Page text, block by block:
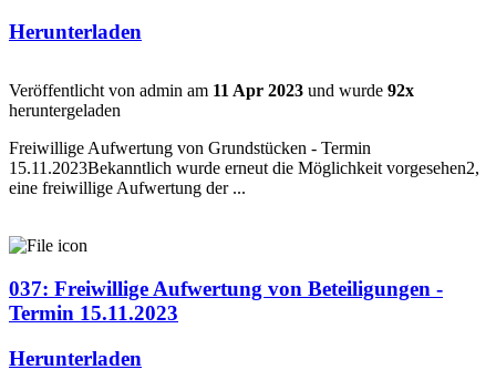
Herunterladen
Veröffentlicht von admin am 11 Apr 2023 und wurde 92x
heruntergeladen
Freiwillige Aufwertung von Grundstücken - Termin
15.11.2023Bekanntlich wurde erneut die Möglichkeit vorgesehen2,
eine freiwillige Aufwertung der ...
037: Freiwillige Aufwertung von Beteiligungen -
Termin 15.11.2023
Herunterladen